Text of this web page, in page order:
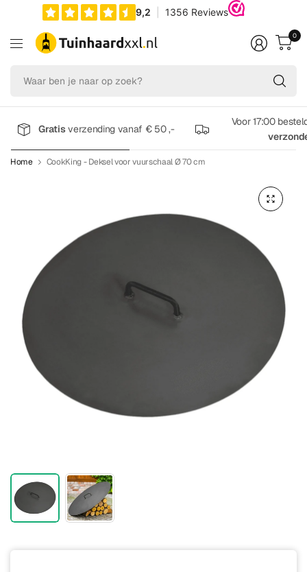
op
0
Gratisverzending vanaf € 50 ,-
Voor 17:00
Home CookKing - Deksel voor vuurschaal Ø 70 cm